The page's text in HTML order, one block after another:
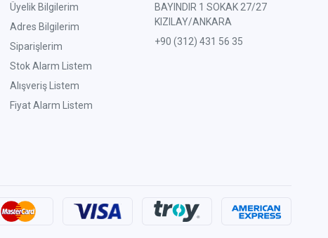
Üyelik Bilgilerim
Adres Bilgilerim
Siparişlerim
Stok Alarm Listem
Alışveriş Listem
Fiyat Alarm Listem
BAYINDIR 1 SOKAK 27/27
KIZILAY/ANKARA
+90 (312) 431 56 35